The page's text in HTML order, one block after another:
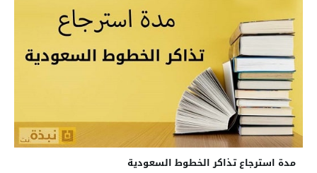
مدة استرجاع تذاكر الخطوط السعودية